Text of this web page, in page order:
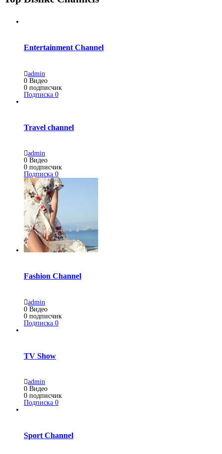
Entertainment Channel
admin
0 Видео
0 подписчик
Подписка 0
Travel channel
admin
0 Видео
0 подписчик
Подписка 0
Fashion Channel
admin
0 Видео
0 подписчик
Подписка 0
TV Show
admin
0 Видео
0 подписчик
Подписка 0
Sport Channel